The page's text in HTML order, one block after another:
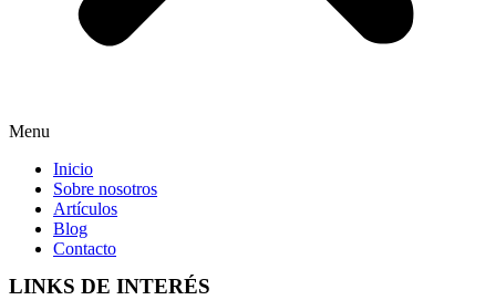
Menu
Inicio
Sobre nosotros
Artículos
Blog
Contacto
LINKS DE INTERÉS